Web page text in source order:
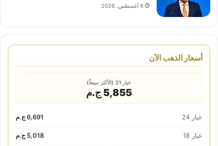
6 أغسطس، 2026
أسعار الذهب الآن
عيار 21 (الأكثر مبيعاً)
5,855 ج.م
عيار 24 6,691 ج.م
عيار 18 5,018 ج.م